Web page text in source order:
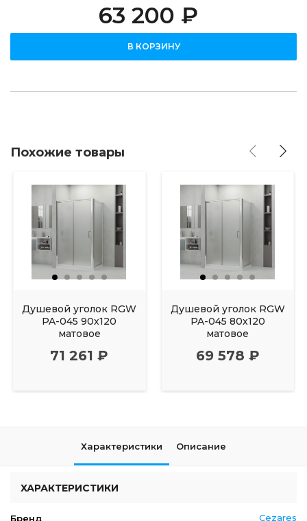
63 200 ₽
В КОРЗИНУ
Похожие товары
Душевой уголок RGW
PA-045 90х120
матовое
71 261 ₽
Душевой уголок RGW
PA-045 80х120
матовое
69 578 ₽
Характеристики Описание
ХАРАКТЕРИСТИКИ
Бренд Cezares